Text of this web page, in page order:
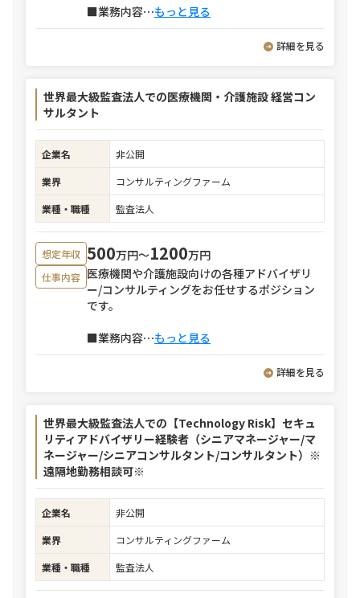
■業務内容⋯もっと見る
詳細を見る
世界最大級監査法人での医療機関・介護施設 経営コン
サルタント
企業名
非公開
業界
コンサルティングファーム
業種・職種
監査法人
想定年収 500万円〜1200万円
仕事内容 医療機関や介護施設向けの各種アドバイザリ
ー/コンサルティングをお任せするポジション
です。
■業務内容⋯もっと見る
詳細を見る
世界最大級監査法人での【Technology Risk】セキュ
リティアドバイザリー経験者（シニアマネージャー/マ
ネージャー/シニアコンサルタント/コンサルタント）※
遠隔地勤務相談可※
企業名
非公開
業界
コンサルティングファーム
業種・職種
監査法人